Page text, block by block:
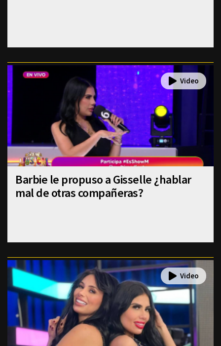
Barbie le propuso a Gisselle ¿hablar
mal de otras compañeras?